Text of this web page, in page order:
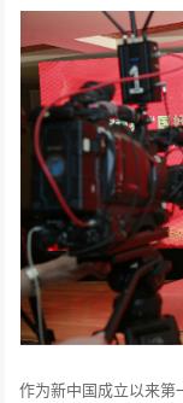
作为新中国成立以来第